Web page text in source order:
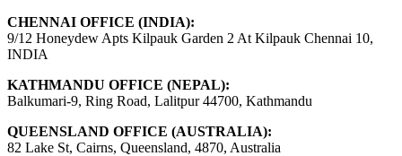
CHENNAI OFFICE (INDIA):
9/12 Honeydew Apts Kilpauk Garden 2 At Kilpauk Chennai 10,
INDIA
KATHMANDU OFFICE (NEPAL):
Balkumari-9, Ring Road, Lalitpur 44700, Kathmandu
QUEENSLAND OFFICE (AUSTRALIA):
82 Lake St, Cairns, Queensland, 4870, Australia